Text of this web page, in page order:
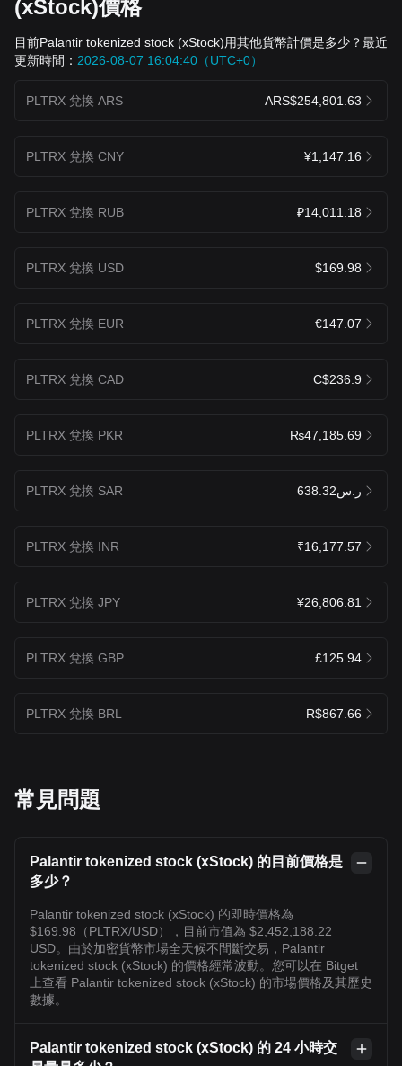
(xStock)價格
目前Palantir tokenized stock (xStock)用其他貨幣計價是多少？最近
更新時間： 2026-08-07 16:04:40（UTC+0）
PLTRX 兌換 ARS ARS$254,801.63
PLTRX 兌換 CNY ¥1,147.16
PLTRX 兌換 RUB ₽14,011.18
PLTRX 兌換 USD $169.98
PLTRX 兌換 EUR €147.07
PLTRX 兌換 CAD C$236.9
PLTRX 兌換 PKR ₨47,185.69
PLTRX 兌換 SAR ر.س638.32
PLTRX 兌換 INR ₹16,177.57
PLTRX 兌換 JPY ¥26,806.81
PLTRX 兌換 GBP £125.94
PLTRX 兌換 BRL R$867.66
常見問題
Palantir tokenized stock (xStock) 的目前價格是
多少？
Palantir tokenized stock (xStock) 的即時價格為
$169.98（PLTRX/USD），目前市值為 $2,452,188.22
USD。由於加密貨幣市場全天候不間斷交易，Palantir
tokenized stock (xStock) 的價格經常波動。您可以在 Bitget
上查看 Palantir tokenized stock (xStock) 的市場價格及其歷史
數據。
Palantir tokenized stock (xStock) 的 24 小時交